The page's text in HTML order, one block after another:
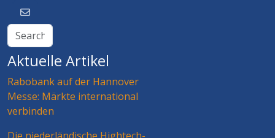
Aktuelle Artikel
Rabobank auf der Hannover
Messe: Märkte international
verbinden